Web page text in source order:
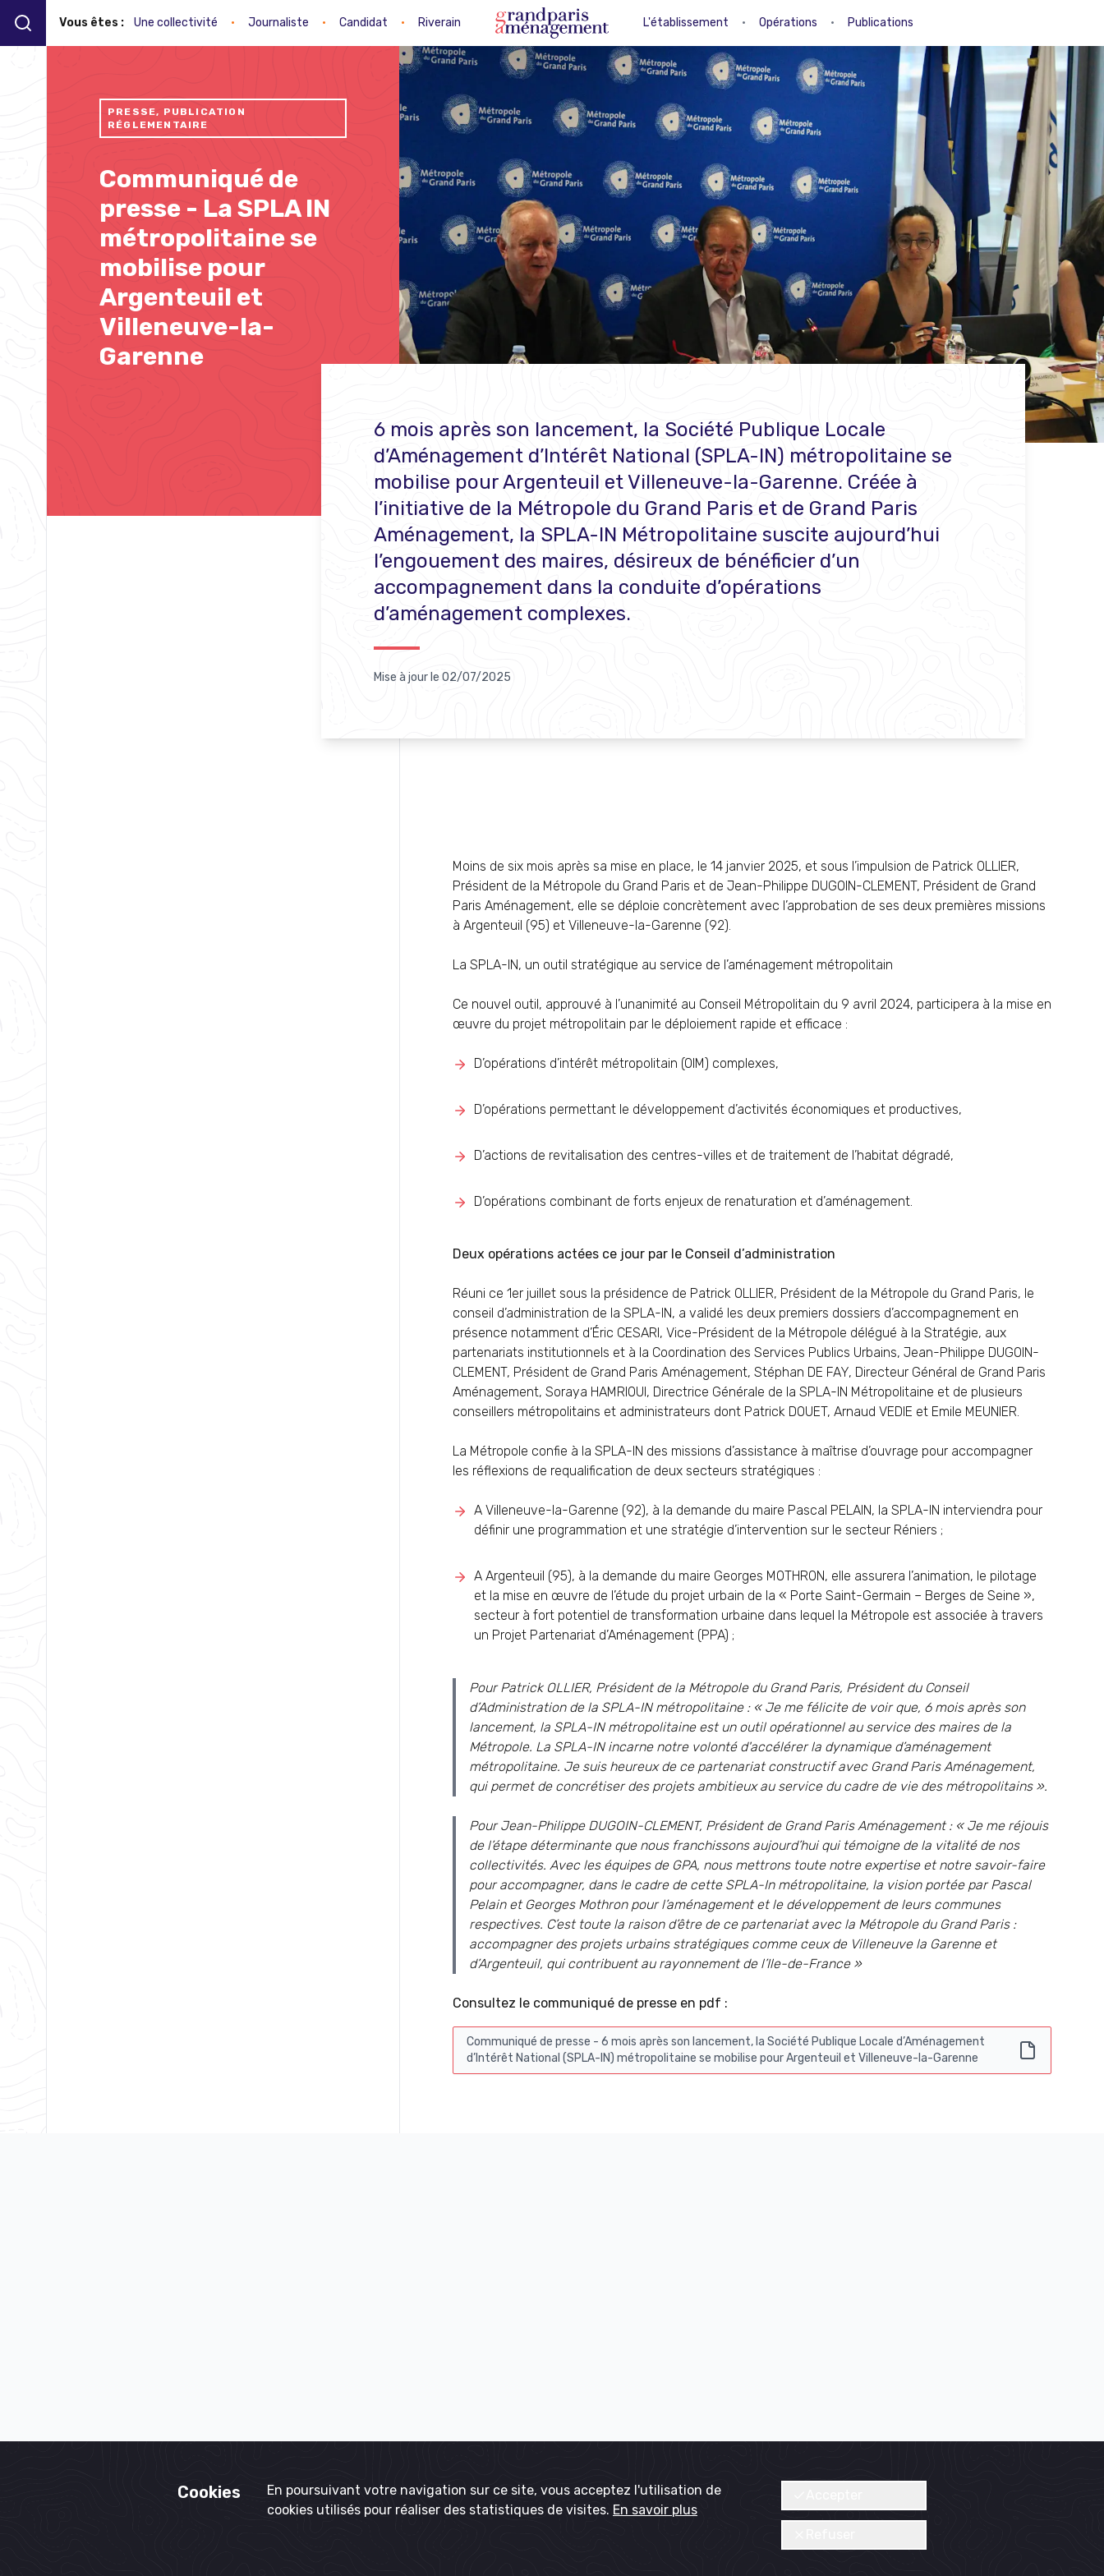
Vous êtes : Une collectivité • Journaliste • Candidat • Riverain L'établissement • Opérations • Publications
PRESSE, PUBLICATION
RÉGLEMENTAIRE
Communiqué de
presse - La SPLA IN
métropolitaine se
mobilise pour
Argenteuil et
Villeneuve-la-
Garenne
6 mois après son lancement, la Société Publique Locale
d’Aménagement d’Intérêt National (SPLA-IN) métropolitaine se
mobilise pour Argenteuil et Villeneuve-la-Garenne. Créée à
l’initiative de la Métropole du Grand Paris et de Grand Paris
Aménagement, la SPLA-IN Métropolitaine suscite aujourd’hui
l’engouement des maires, désireux de bénéficier d’un
accompagnement dans la conduite d’opérations
d’aménagement complexes.
Mise à jour le 02/07/2025
Moins de six mois après sa mise en place, le 14 janvier 2025, et sous l’impulsion de Patrick OLLIER,
Président de la Métropole du Grand Paris et de Jean-Philippe DUGOIN-CLEMENT, Président de Grand
Paris Aménagement, elle se déploie concrètement avec l’approbation de ses deux premières missions
à Argenteuil (95) et Villeneuve-la-Garenne (92).
La SPLA-IN, un outil stratégique au service de l’aménagement métropolitain
Ce nouvel outil, approuvé à l’unanimité au Conseil Métropolitain du 9 avril 2024, participera à la mise en
œuvre du projet métropolitain par le déploiement rapide et efficace :
D’opérations d’intérêt métropolitain (OIM) complexes,
D’opérations permettant le développement d’activités économiques et productives,
D’actions de revitalisation des centres-villes et de traitement de l’habitat dégradé,
D’opérations combinant de forts enjeux de renaturation et d’aménagement.
Deux opérations actées ce jour par le Conseil d’administration
Réuni ce 1er juillet sous la présidence de Patrick OLLIER, Président de la Métropole du Grand Paris, le
conseil d’administration de la SPLA-IN, a validé les deux premiers dossiers d’accompagnement en
présence notamment d’Éric CESARI, Vice-Président de la Métropole délégué à la Stratégie, aux
partenariats institutionnels et à la Coordination des Services Publics Urbains, Jean-Philippe DUGOIN-
CLEMENT, Président de Grand Paris Aménagement, Stéphan DE FAY, Directeur Général de Grand Paris
Aménagement, Soraya HAMRIOUI, Directrice Générale de la SPLA-IN Métropolitaine et de plusieurs
conseillers métropolitains et administrateurs dont Patrick DOUET, Arnaud VEDIE et Emile MEUNIER.
La Métropole confie à la SPLA-IN des missions d’assistance à maîtrise d’ouvrage pour accompagner
les réflexions de requalification de deux secteurs stratégiques :
A Villeneuve-la-Garenne (92), à la demande du maire Pascal PELAIN, la SPLA-IN interviendra pour
définir une programmation et une stratégie d’intervention sur le secteur Réniers ;
A Argenteuil (95), à la demande du maire Georges MOTHRON, elle assurera l’animation, le pilotage
et la mise en œuvre de l’étude du projet urbain de la « Porte Saint-Germain – Berges de Seine »,
secteur à fort potentiel de transformation urbaine dans lequel la Métropole est associée à travers
un Projet Partenariat d’Aménagement (PPA) ;
Pour Patrick OLLIER, Président de la Métropole du Grand Paris, Président du Conseil
d’Administration de la SPLA-IN métropolitaine : « Je me félicite de voir que, 6 mois après son
lancement, la SPLA-IN métropolitaine est un outil opérationnel au service des maires de la
Métropole. La SPLA-IN incarne notre volonté d'accélérer la dynamique d’aménagement
métropolitaine. Je suis heureux de ce partenariat constructif avec Grand Paris Aménagement,
qui permet de concrétiser des projets ambitieux au service du cadre de vie des métropolitains ».
Pour Jean-Philippe DUGOIN-CLEMENT, Président de Grand Paris Aménagement : « Je me réjouis
de l’étape déterminante que nous franchissons aujourd’hui qui témoigne de la vitalité de nos
collectivités. Avec les équipes de GPA, nous mettrons toute notre expertise et notre savoir-faire
pour accompagner, dans le cadre de cette SPLA-In métropolitaine, la vision portée par Pascal
Pelain et Georges Mothron pour l’aménagement et le développement de leurs communes
respectives. C’est toute la raison d’être de ce partenariat avec la Métropole du Grand Paris :
accompagner des projets urbains stratégiques comme ceux de Villeneuve la Garenne et
d’Argenteuil, qui contribuent au rayonnement de l’Ile-de-France »
Consultez le communiqué de presse en pdf :
Communiqué de presse - 6 mois après son lancement, la Société Publique Locale d’Aménagement
d’Intérêt National (SPLA-IN) métropolitaine se mobilise pour Argenteuil et Villeneuve-la-Garenne
Cookies
En poursuivant votre navigation sur ce site, vous acceptez l'utilisation de
cookies utilisés pour réaliser des statistiques de visites. En savoir plus